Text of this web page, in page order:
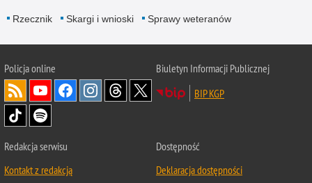
Rzecznik Skargi i wnioski Sprawy weteranów
Policjaonline
Biuletyn Informacji Publicznej
BIP KGP
Redakcja serwisu
Kontakt z redakcją
Dostępność
Deklaracja dostępności